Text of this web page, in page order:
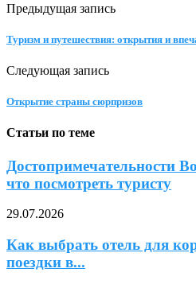
Предыдущая запись
Туризм и путешествия: открытия и
Следующая запись
Открытие страны сюрпризов
Статьи по теме
Достопримечательности
что посмотреть туристу
29.07.2026
Как выбрать отель для
поездки в...